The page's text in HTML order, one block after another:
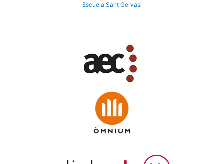
Escuela Sant Gervasi